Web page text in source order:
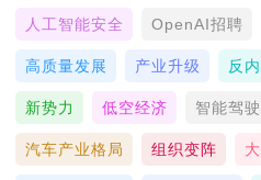
人工智能安全 OpenAI招聘
高质量发展 产业升级 反
新势力 低空经济 智能驾驶
汽车产业格局 组织变阵